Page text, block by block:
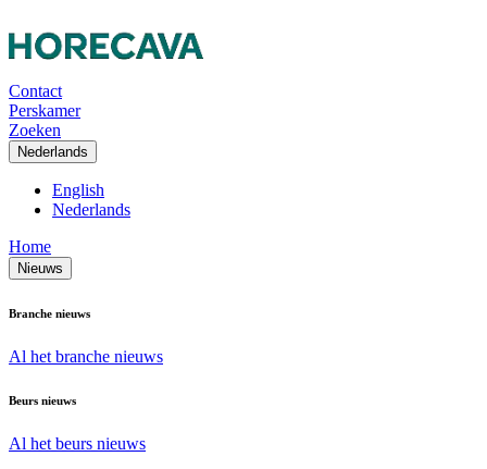
Contact
Perskamer
Zoeken
Nederlands
English
Nederlands
Home
Nieuws
Branche nieuws
Al het branche nieuws
Beurs nieuws
Al het beurs nieuws